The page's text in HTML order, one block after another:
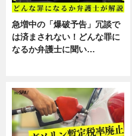
急増中の「爆破予告」冗談で
は済まされない！どんな罪に
なるか弁護士に聞い…